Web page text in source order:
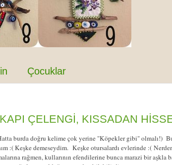
Çocuklar
ÇELENGİ, KISSADAN
burda doğru kelime çok yerine "Köpekler gibi" olmalı!)
:( Keşke demeseydim. Keşke otursalardı evlerinde :(
rağmen, kullarının efendilerine bunca marazi bir aşkla